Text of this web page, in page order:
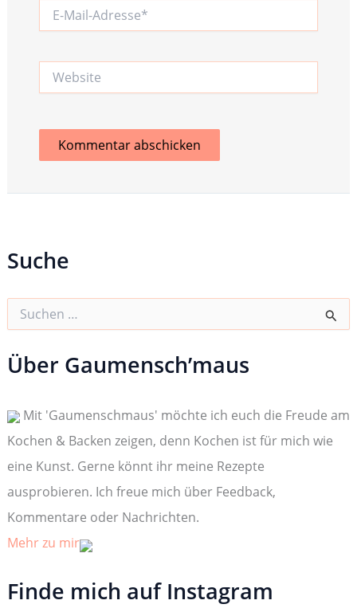
Mail-
Suche
h
e
a
c
h
:
Über Gaumensch’maus
Mit 'Gaumenschmaus' möchte ich euch die Freude am
Kochen & Backen zeigen, denn Kochen ist für mich wie
eine Kunst. Gerne könnt ihr meine Rezepte
ausprobieren. Ich freue mich über Feedback,
Kommentare oder Nachrichten.
Mehr zu mir
Finde mich auf Instagram